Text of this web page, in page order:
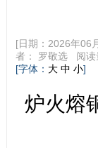
[日期：2026年
者： 罗敬选阅读
[字体： 大 中 小]
炉火熔